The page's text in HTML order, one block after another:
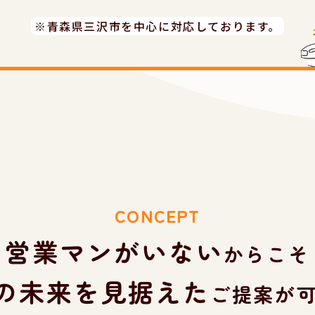
※青森県三沢市を中心に対応しております。
CONCEPT
営業マンがいない からこそ
未来を見据えた ご提案が